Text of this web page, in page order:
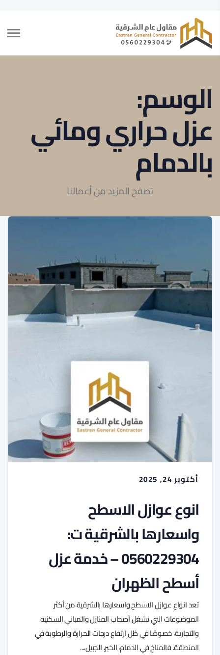
الوسم:
عزل حراري ومائي
بالدمام
تصفح المزيد من أعمالنا
أكتوبر 24, 2025
انوع عوازل الاسطح
واسعارها بالشرقية ت:
0560229304 – خدمة عزل
أسطح الظهران
تعد انواع عوازل الاسطح واسعارها بالشرقية من أكثر
الموضوعات التي تشغل أصحاب المنازل والمباني السكنية
والتجارية، خصوصًا في ظل ارتفاع درجات الحرارة والرطوبة في
المنطقة. فالمناخ في الدمام، الخبر، الجبيل،...